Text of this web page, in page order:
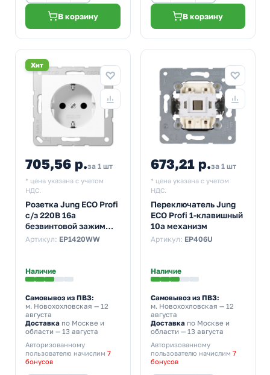
В корзину В корзину
Хит
705,56 р.за 1 шт
* цена указана с учетом
НДС.
Розетка Jung ECO Profi
с/з 220В 16а
безвинтовой зажим
Белый
Артикул: EP1420WW
Наличие
Самовывоз из ПВЗ:
м. Новохохловская — 12
августа
Доставка по Москве и
области — 13 августа
Авторизованному
пользователю начислим 7
бонусов
673,21 р.за 1 шт
* цена указана с учетом
НДС.
Переключатель Jung
ECO Profi 1-клавишный
10а механизм
Артикул: EP406U
Наличие
Самовывоз из ПВЗ:
м. Новохохловская — 12
августа
Доставкапо Москве и
области — 13 августа
Авторизованному
пользователю начислим 7
бонусов